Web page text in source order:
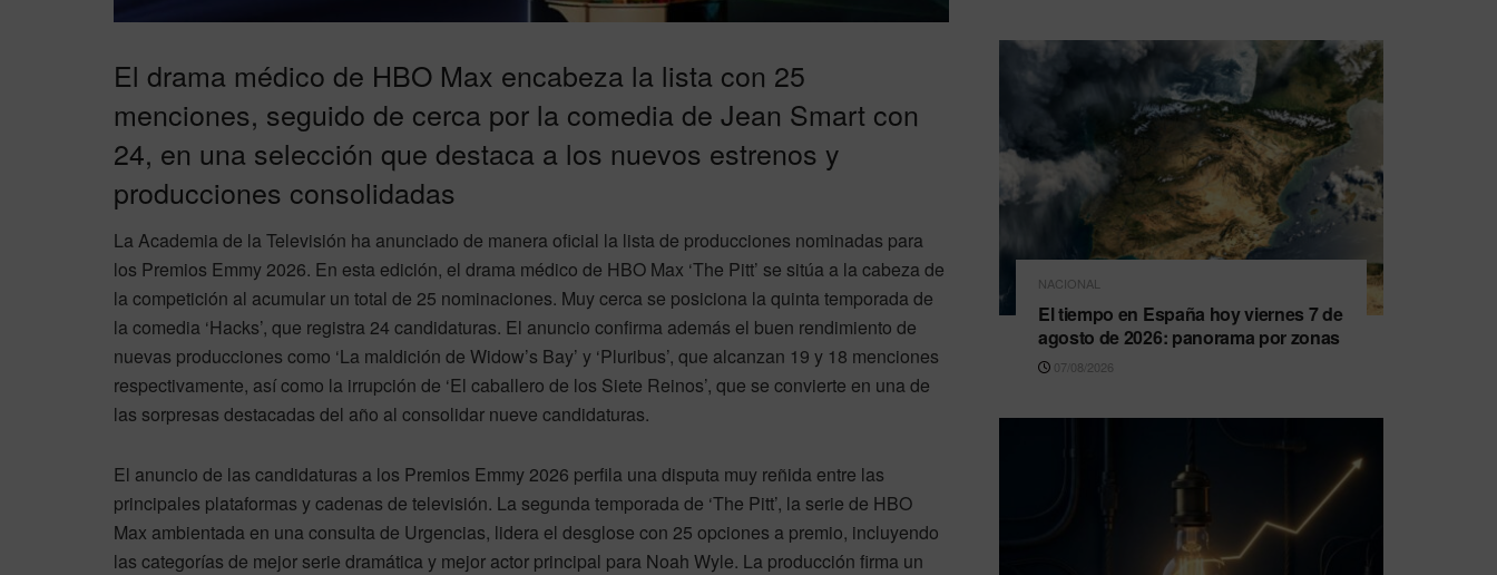
El drama médico de HBO Max encabeza la lista con 25
menciones, seguido de cerca por la comedia de Jean Smart con
24, en una selección que destaca a los nuevos estrenos y
producciones consolidadas
La Academia de la Televisión ha anunciado de manera oficial la lista de producciones nominadas para
los Premios Emmy 2026. En esta edición, el drama médico de HBO Max ‘The Pitt’ se sitúa a la cabeza de
la competición al acumular un total de 25 nominaciones. Muy cerca se posiciona la quinta temporada de
la comedia ‘Hacks’, que registra 24 candidaturas. El anuncio confirma además el buen rendimiento de
nuevas producciones como ‘La maldición de Widow’s Bay’ y ‘Pluribus’, que alcanzan 19 y 18 menciones
respectivamente, así como la irrupción de ‘El caballero de los Siete Reinos’, que se convierte en una de
las sorpresas destacadas del año al consolidar nueve candidaturas.
El anuncio de las candidaturas a los Premios Emmy 2026 perfila una disputa muy reñida entre las
principales plataformas y cadenas de televisión. La segunda temporada de ‘The Pitt’, la serie de HBO
Max ambientada en una consulta de Urgencias, lidera el desglose con 25 opciones a premio, incluyendo
las categorías de mejor serie dramática y mejor actor principal para Noah Wyle. La producción firma un
NACIONAL
El tiempo en España hoy viernes 7 de
agosto de 2026: panorama por zonas
07/08/2026